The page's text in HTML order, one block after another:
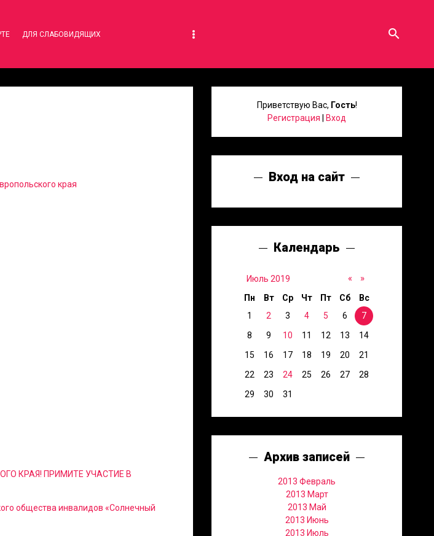
ДЛЯ СЛАБОВИДЯЩИХ search
края
КРАЯ! ПРИМИТЕ УЧАСТИЕ В
общества инвалидов «Солнечный
Приветствую Вас, Гость!
Регистрация
Вход
Вход на сайт
Календарь
«
Июль 2019 »
Пн Вт Ср Чт Пт Сб
Вс
1
2 3 4 5 6
7
8
9 10 11 12 13
14
15
16 17 18 19 20
21
22
23 24 25 26 27
28
29
30 31
Архив записей
2013 Февраль
2013 Март
2013 Май
2013 Июнь
2013 Июль